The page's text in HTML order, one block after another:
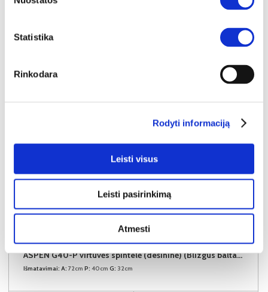
Statistika
Rinkodara
Rodyti informaciją
Leisti visus
Leisti pasirinkimą
Atmesti
YRA SANDĖLYJE
ASPEN G40-P virtuvės spintelė (dešininė) (Blizgus baltas/Baltas)
Išmatavimai: A: 72cm P: 40cm G: 32cm